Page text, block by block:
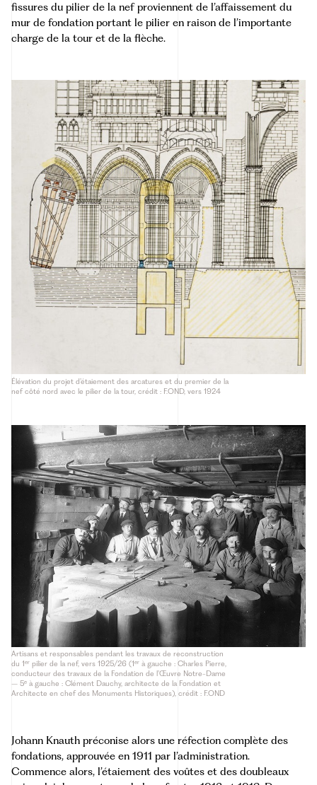
fissures du pilier de la nef proviennent de l’affaissement du
mur de fondation portant le pilier en raison de l’importante
charge de la tour et de la flèche.
Élévation du projet d’étaiement des arcatures et du premier de la
nef côté nord avec le pilier de la tour, crédit : F.OND, vers 1924
Artisans et responsables pendant les travaux de reconstruction
du 1 er pilier de la nef, vers 1925/26 (1 er à gauche : Charles Pierre,
conducteur des travaux de la Fondation de l’Œuvre Notre-Dame
– 5e à gauche : Clément Dauchy, architecte de la Fondation et
Architecte en chef des Monuments Historiques), crédit : F.OND
Johann Knauth préconise alors une réfection complète des
fondations, approuvée en 1911 par l’administration.
Commence alors, l’étaiement des voûtes et des doubleaux